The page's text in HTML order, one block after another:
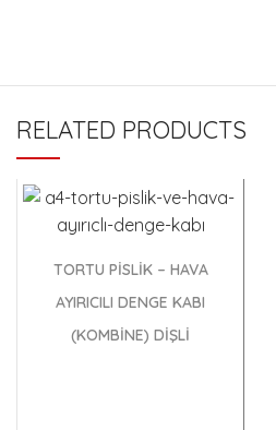
RELATED PRODUCTS
TORTU PİSLİK – HAVA
AYIRICILI DENGE KABI
(KOMBİNE) DİŞLİ